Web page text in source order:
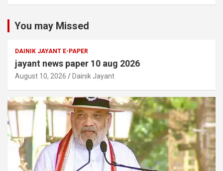
You may Missed
DAINIK JAYANT E-PAPER
jayant news paper 10 aug 2026
August 10, 2026 Dainik Jayant